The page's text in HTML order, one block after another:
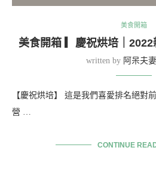
美食開箱
美食開箱 ▎慶祝烘培｜2022
written by 阿呆夫
【慶祝烘培】 這是我們喜愛排名絕對
營 …
CONTINUE